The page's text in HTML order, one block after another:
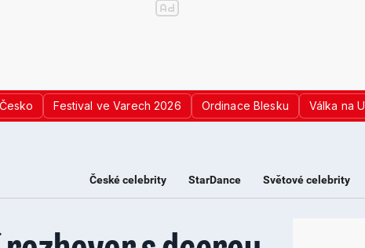
Festival ve Varech 2026 Ordinace Blesku Válka na
České celebrity StarDance Světové celebrity